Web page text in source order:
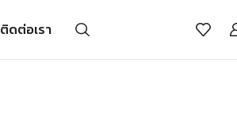
ติดต่อเรา